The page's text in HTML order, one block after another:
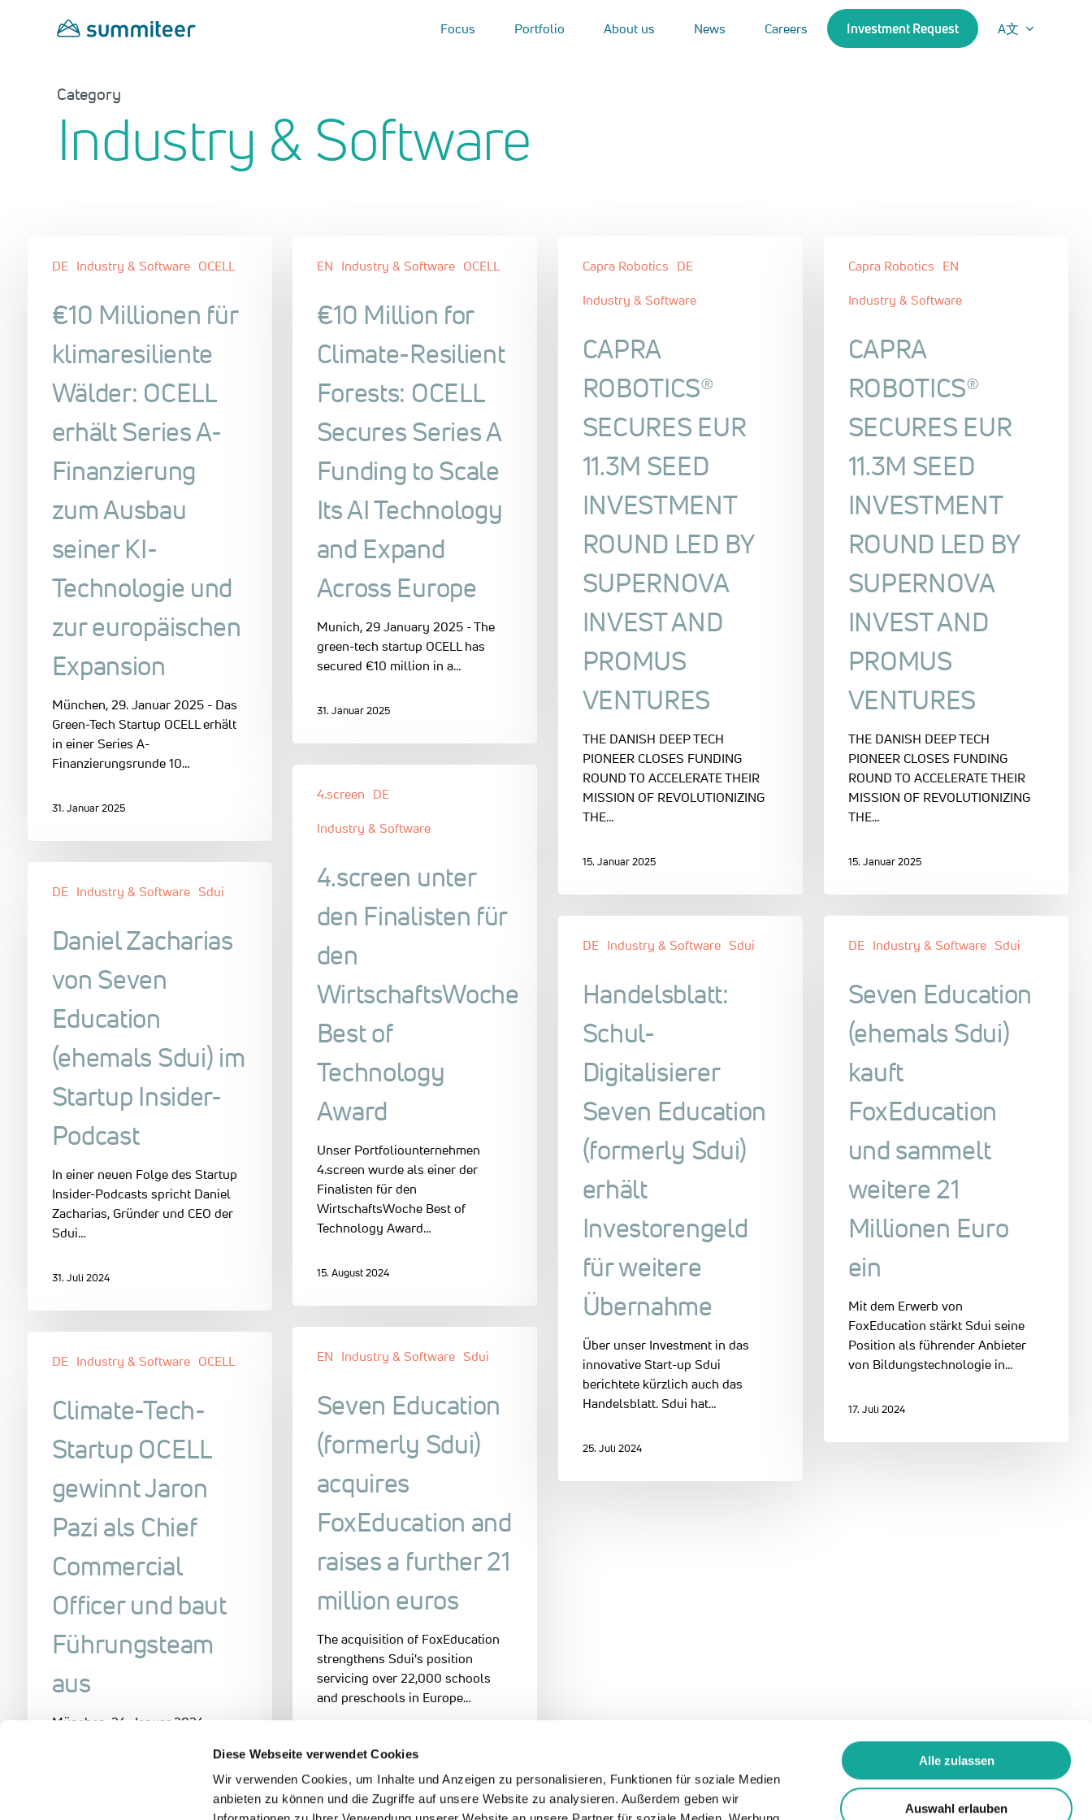
Diese Webseite verwendet Cookies
Wir verwenden Cookies, um Inhalte und Anzeigen zu personalisieren, Funktionen für soziale Medien
anbieten zu können und die Zugriffe auf unsere Website zu analysieren. Außerdem geben wir
Alle zulassen
Auswahl erlauben
Focus Portfolio About us News Careers Investment Request A文
Category
Industry & Software
DE Industry & Software OCELL
€10 Millionen für
klimaresiliente
Wälder: OCELL
erhält Series A-
Finanzierung
zum Ausbau
seiner KI-
Technologie und
zur europäischen
Expansion
München, 29. Januar 2025 - Das
Green-Tech Startup OCELL erhält
in einer Series A-
Finanzierungsrunde 10…
31. Januar 2025
EN Industry & Software OCELL
€10 Million for
Climate-Resilient
Forests: OCELL
Secures Series A
Funding to Scale
Its AI Technology
and Expand
Across Europe
Munich, 29 January 2025 - The
green-tech startup OCELL has
secured €10 million in a…
31. Januar 2025
Capra Robotics DE
Industry & Software
CAPRA
ROBOTICS®
SECURES EUR
11.3M SEED
INVESTMENT
ROUND LED BY
SUPERNOVA
INVEST AND
PROMUS
VENTURES
THE DANISH DEEP TECH
PIONEER CLOSES FUNDING
ROUND TO ACCELERATE THEIR
MISSION OF REVOLUTIONIZING
THE…
15. Januar 2025
Capra Robotics EN
Industry & Software
CAPRA
ROBOTICS®
SECURES EUR
11.3M SEED
INVESTMENT
ROUND LED BY
SUPERNOVA
INVEST AND
PROMUS
VENTURES
THE DANISH DEEP TECH
PIONEER CLOSES FUNDING
ROUND TO ACCELERATE THEIR
MISSION OF REVOLUTIONIZING
THE…
15. Januar 2025
4.screen DE
Industry & Software
4.screen unter
den Finalisten für
den
WirtschaftsWoche
Best of
Technology
Award
Unser Portfoliounternehmen
4.screen wurde als einer der
Finalisten für den
WirtschaftsWoche Best of
Technology Award…
15. August 2024
DE Industry & Software Sdui
Daniel Zacharias
von Seven
Education
(ehemals Sdui) im
Startup Insider-
Podcast
In einer neuen Folge des Startup
Insider-Podcasts spricht Daniel
Zacharias, Gründer und CEO der
Sdui…
31. Juli 2024
DE Industry & Software Sdui
Handelsblatt:
Schul-
Digitalisierer
Seven Education
(formerly Sdui)
erhält
Investorengeld
für weitere
Übernahme
Über unser Investment in das
innovative Start-up Sdui
berichtete kürzlich auch das
Handelsblatt. Sdui hat…
25. Juli 2024
DE Industry & Software Sdui
Seven Education
(ehemals Sdui)
kauft
FoxEducation
und sammelt
weitere 21
Millionen Euro
ein
Mit dem Erwerb von
FoxEducation stärkt Sdui seine
Position als führender Anbieter
von Bildungstechnologie in…
17. Juli 2024
EN Industry & Software Sdui
Seven Education
(formerly Sdui)
acquires
FoxEducation and
raises a further 21
million euros
The acquisition of FoxEducation
strengthens Sdui's position
servicing over 22,000 schools
and preschools in Europe…
DE Industry & Software OCELL
Climate-Tech-
Startup OCELL
gewinnt Jaron
Pazi als Chief
Commercial
Officer und baut
Führungsteam
aus
München, 24. Januar 2024 -
als Chief Commercial Officer das…